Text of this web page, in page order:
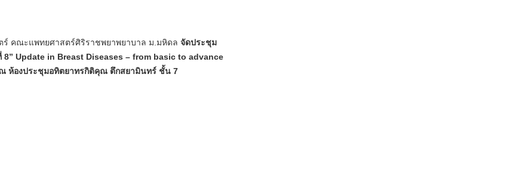
คณะแพทยศาสตร์ศิริราชพยาพยาบาล ม.มหิดล จัดประชุม
Update in Breast Diseases – from basic to advance
ณ ห้องประชุมอทิตยาทรกิติคุณ ตึกสยามินทร์ ชั้น 7